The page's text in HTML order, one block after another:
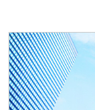
ゲ
ー
シ